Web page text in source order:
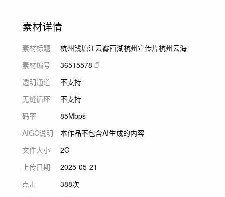
素材详情
素材标题
杭州钱塘江云雾西湖杭州宣传片杭州云海
素材编号
36515578
透明通道
不支持
无缝循环
不支持
码率
85Mbps
AIGC说明
本作品不包含AI生成的内容
文件大小
2G
上传日期
2025-05-21
点击
388次